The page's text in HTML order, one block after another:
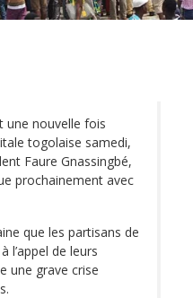
une nouvelle fois
togolaise samedi,
Faure Gnassingbé,
prochainement avec
que les partisans de
l’appel de leurs
une grave crise